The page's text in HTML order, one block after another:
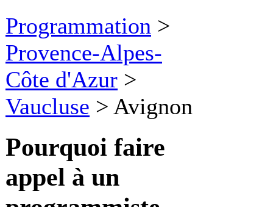
Programmation >
Provence-Alpes-
Côte d'Azur >
Vaucluse > Avignon
Pourquoi faire
appel à un